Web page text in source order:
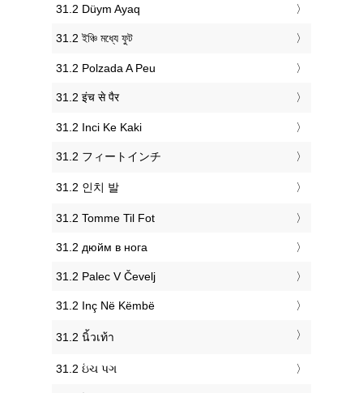
‎31.2 Düym Ayaq
‎31.2 ইঞ্চি মধ্যে ফুট
‎31.2 Polzada A Peu
‎31.2 इंच से पैर
‎31.2 Inci Ke Kaki
‎31.2 フィートインチ
‎31.2 인치 발
‎31.2 Tomme Til Fot
‎31.2 дюйм в нога
‎31.2 Palec V Čevelj
‎31.2 Inç Në Këmbë
‎31.2 นิ้วเท้า
‎31.2 ઇંચ પગ